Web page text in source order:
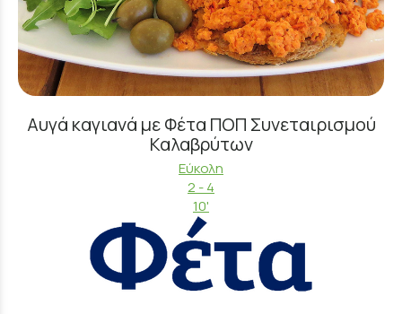
Αυγά καγιανά με Φέτα ΠΟΠ Συνεταιρισμού
Καλαβρύτων
Εύκολη
2 - 4
10'